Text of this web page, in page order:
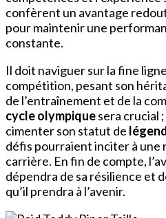
confèrent un avantage
pour maintenir une
constante.
Il doit naviguer sur la fine
compétition, pesant son
de l’entraînement et de la
cycle olympiquesera crucial
cimenter son statut de
défis pourraient inciter à une
carrière. En fin de compte,
dépendra de sa résilience et
qu’il prendra à l’avenir.